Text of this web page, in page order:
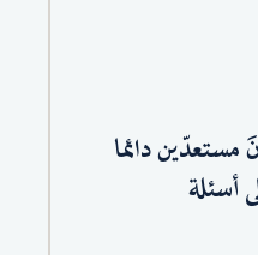
مستعدّين دائما
أسئلة